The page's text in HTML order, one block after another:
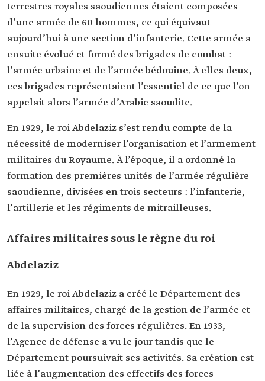
terrestres royales saoudiennes étaient composées
d’une armée de 60 hommes, ce qui équivaut
aujourd’hui à une section d’infanterie. Cette armée a
ensuite évolué et formé des brigades de combat :
l’armée urbaine et de l’armée bédouine. À elles deux,
ces brigades représentaient l’essentiel de ce que l’on
appelait alors l’armée d’Arabie saoudite.
En 1929, le roi Abdelaziz s’est rendu compte de la
nécessité de moderniser l’organisation et l’armement
militaires du Royaume. À l’époque, il a ordonné la
formation des premières unités de l’armée régulière
saoudienne, divisées en trois secteurs : l’infanterie,
l’artillerie et les régiments de mitrailleuses.
Affaires militaires sous le règne du roi
Abdelaziz
En 1929, le roi Abdelaziz a créé le Département des
affaires militaires, chargé de la gestion de l’armée et
de la supervision des forces régulières. En 1933,
l’Agence de défense a vu le jour tandis que le
Département poursuivait ses activités. Sa création est
liée à l’augmentation des effectifs des forces